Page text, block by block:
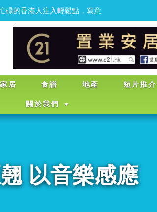
各區最好食最好玩的地 區情報
居 食譜 地產 短片推介
關於我們
以音樂感應